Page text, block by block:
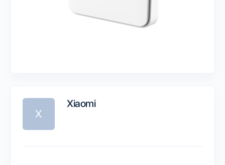
X
Xiaomi